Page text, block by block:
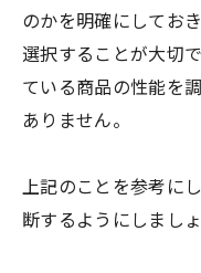
のかを明確にしてお
選択することが大切
ている商品の性能を
ありません。
上記のことを参考に
断するようにしましょ